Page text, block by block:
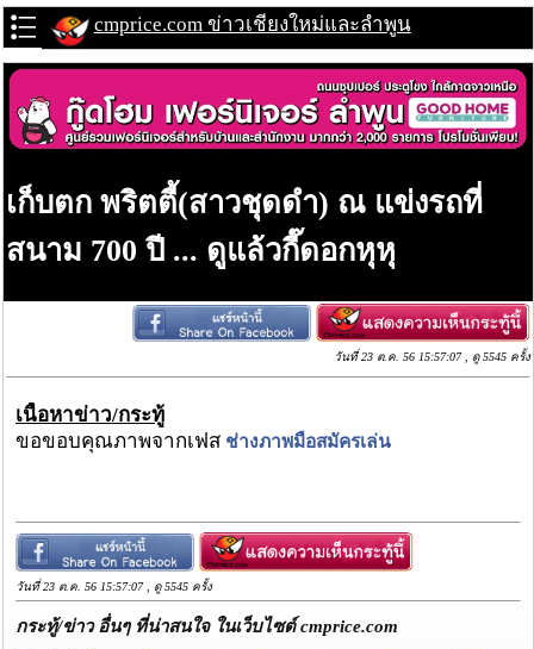
cmprice.com ข่าวเชียงใหม่และลำพูน
เก็บตก พริตตี้(สาวชุดดำ) ณ แข่งรถที่
สนาม 700 ปี ... ดูแล้วกี๊ดอกหุหุ
วันที่ 23 ต.ค. 56 15:57:07 , ดู 5545 ครั้ง
เนื้อหาข่าว/กระทู้
ขอขอบคุณภาพจากเฟส ช่างภาพมือสมัครเล่น
วันที่ 23 ต.ค. 56 15:57:07 , ดู 5545 ครั้ง
กระทู้/ข่าว อื่นๆ ที่น่าสนใจ ในเว็บไซต์ cmprice.com